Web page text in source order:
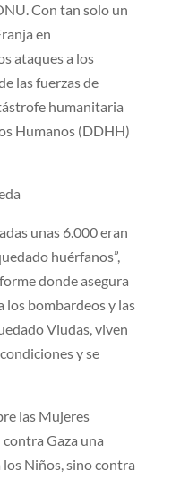
Con tan solo un
en
ataques a los
las fuerzas de
humanitaria
Humanos (DDHH)
unas 6.000 eran
huérfanos”,
donde asegura
los bombardeos y las
Viudas, viven
y se
las Mujeres
Gaza una
Niños, sino contra